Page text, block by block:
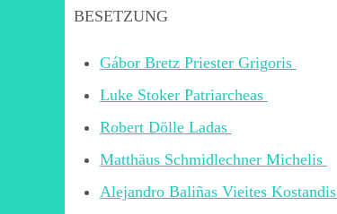
BESETZUNG
Gábor Bretz Priester Grigoris
Luke Stoker Patriarcheas
Robert Dölle Ladas
Matthäus Schmidlechner Michelis
Alejandro Baliñas Vieites Kostandis